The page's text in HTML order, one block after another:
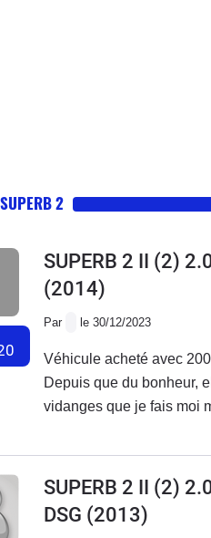
2
SUPERB 2 II (2)
(2014)
Par le 30/12/2023
Véhicule acheté avec
Depuis que du bonheur,
vidanges que je fais moi
thermostat de la boîte
moi même avec l’aide
encore changé une
Cette auto est
SUPERB 2 II (2)
DSG (2013)